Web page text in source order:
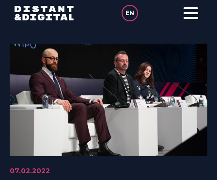
EN
07.02.2022
вСогласии на
обработку
персональных